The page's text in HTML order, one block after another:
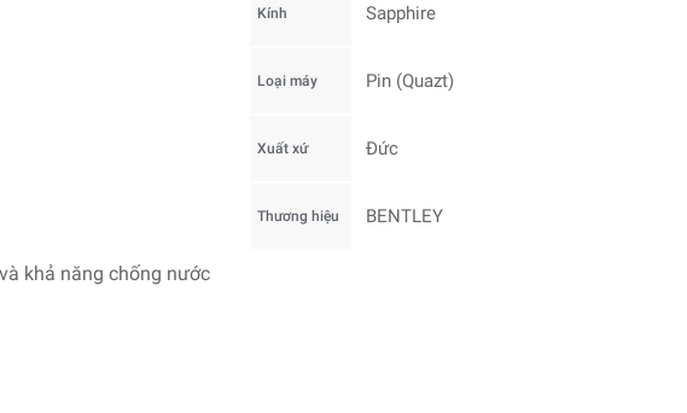
khả năng chống nước
Kính Sapphire
Loại máy Pin (Quazt)
Xuất xứ Đức
Thương hiệu BENTLEY